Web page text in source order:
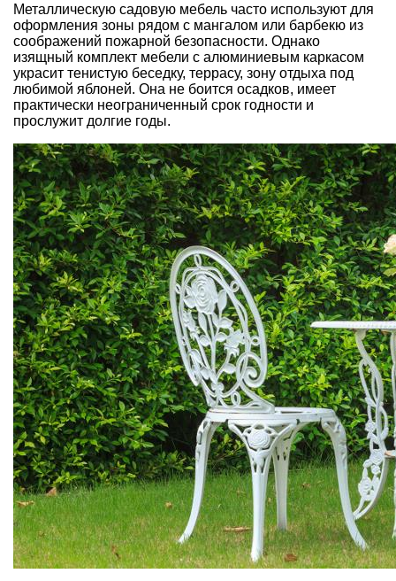
Металлическую садовую мебель часто используют для
оформления зоны рядом с мангалом или барбекю из
соображений пожарной безопасности. Однако
изящный комплект мебели с алюминиевым каркасом
украсит тенистую беседку, террасу, зону отдыха под
любимой яблоней. Она не боится осадков, имеет
практически неограниченный срок годности и
прослужит долгие годы.